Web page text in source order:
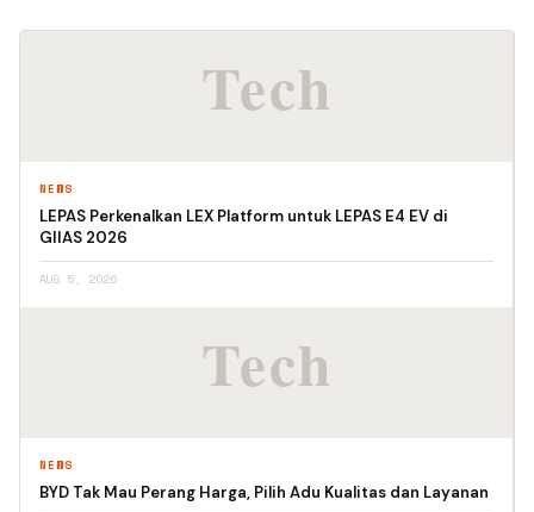
NEWS
LEPAS Perkenalkan LEX Platform untuk LEPAS E4 EV di
GIIAS 2026
AUG 5, 2026
NEWS
BYD Tak Mau Perang Harga, Pilih Adu Kualitas dan Layanan